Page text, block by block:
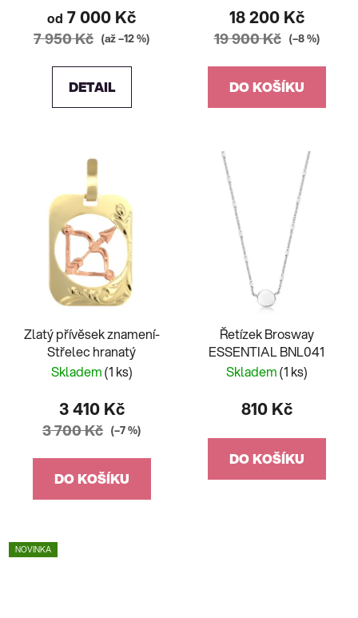
od 7 000 Kč
7 950 Kč (až –12 %)
DETAIL
18 200 Kč
19 900 Kč (–8 %)
DO KOŠÍKU
Zlatý přívěsek znamení-
Střelec hranatý
Skladem(1 ks)
3 410 Kč
3 700 Kč (–7 %)
DO KOŠÍKU
Řetízek Brosway
ESSENTIAL BNL041
Skladem(1 ks)
810 Kč
DO KOŠÍKU
NOVINKA